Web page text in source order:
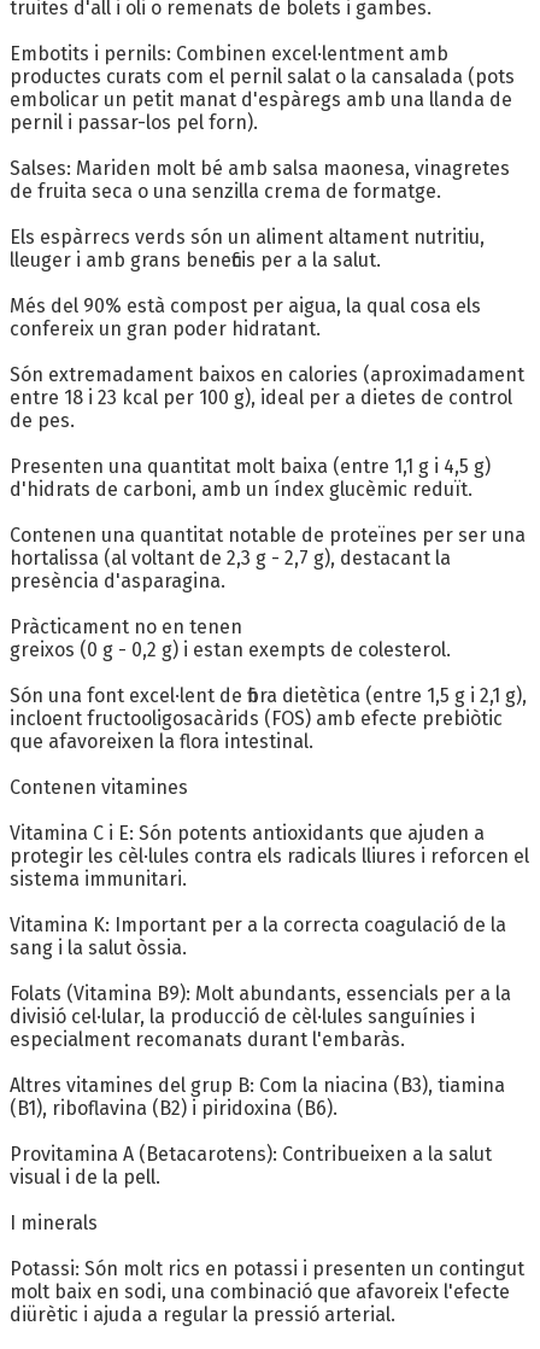
truites d'all i oli o remenats de bolets i gambes.
Embotits i pernils: Combinen excel·lentment amb
productes curats com el pernil salat o la cansalada (pots
embolicar un petit manat d'espàregs amb una llanda de
pernil i passar-los pel forn).
Salses: Mariden molt bé amb salsa maonesa, vinagretes
de fruita seca o una senzilla crema de formatge.
Els espàrrecs verds són un aliment altament nutritiu,
lleuger i amb grans beneficis per a la salut.
Més del 90% està compost per aigua, la qual cosa els
confereix un gran poder hidratant.
Són extremadament baixos en calories (aproximadament
entre 18 i 23 kcal per 100 g), ideal per a dietes de control
de pes.
Presenten una quantitat molt baixa (entre 1,1 g i 4,5 g)
d'hidrats de carboni, amb un índex glucèmic reduït.
Contenen una quantitat notable de proteïnes per ser una
hortalissa (al voltant de 2,3 g - 2,7 g), destacant la
presència d'asparagina.
Pràcticament no en tenen
greixos (0 g - 0,2 g) i estan exempts de colesterol.
Són una font excel·lent de fibra dietètica (entre 1,5 g i 2,1 g),
incloent fructooligosacàrids (FOS) amb efecte prebiòtic
que afavoreixen la flora intestinal.
Contenen vitamines
Vitamina C i E: Són potents antioxidants que ajuden a
protegir les cèl·lules contra els radicals lliures i reforcen el
sistema immunitari.
Vitamina K: Important per a la correcta coagulació de la
sang i la salut òssia.
Folats (Vitamina B9): Molt abundants, essencials per a la
divisió cel·lular, la producció de cèl·lules sanguínies i
especialment recomanats durant l'embaràs.
Altres vitamines del grup B: Com la niacina (B3), tiamina
(B1), riboflavina (B2) i piridoxina (B6).
Provitamina A (Betacarotens): Contribueixen a la salut
visual i de la pell.
I minerals
Potassi: Són molt rics en potassi i presenten un contingut
molt baix en sodi, una combinació que afavoreix l'efecte
diürètic i ajuda a regular la pressió arterial.